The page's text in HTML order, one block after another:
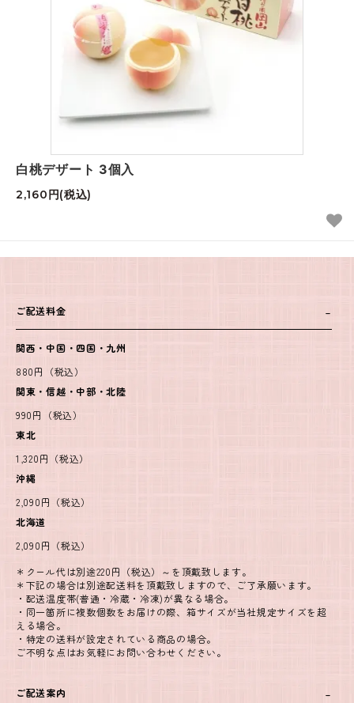
白桃デザート 3個入
2,160円(税込)
ご配送料金
関西・中国・四国・九州
880円（税込）
関東・信越・中部・北陸
990円（税込）
東北
1,320円（税込）
沖縄
2,090円（税込）
北海道
2,090円（税込）
＊クール代は別途220円（税込）～を頂戴致します。
＊下記の場合は別途配送料を頂戴致しますので、ご了承願います。
・配送温度帯(普通・冷蔵・冷凍)が異なる場合。
・同一箇所に複数個数をお届けの際、箱サイズが当社規定サイズを超
える場合。
・特定の送料が設定されている商品の場合。
ご不明な点はお気軽にお問い合わせください。
ご配送案内